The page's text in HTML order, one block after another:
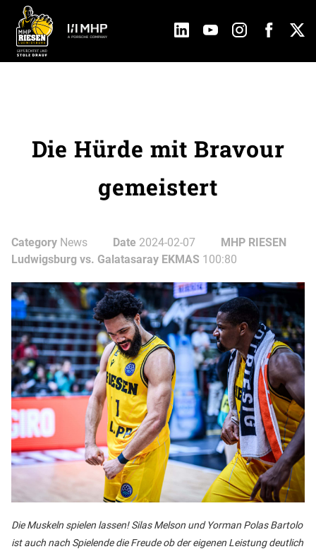
Die Hürde mit Bravour
gemeistert
Category News Date 2024-02-07
MHP RIESEN
Ludwigsburg vs. Galatasaray EKMAS 100:80
Die Muskeln spielen lassen! Silas Melson und Yorman Polas Bartolo
ist auch nach Spielende die Freude ob der eigenen Leistung deutlich